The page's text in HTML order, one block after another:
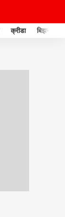
क्रीडा बिझनेस